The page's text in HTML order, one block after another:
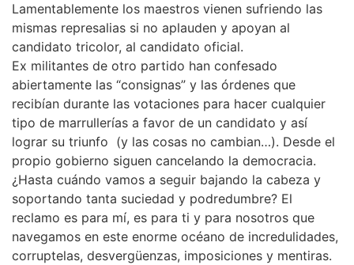
Lamentablemente los maestros vienen sufriendo las
mismas represalias si no aplauden y apoyan al
candidato tricolor, al candidato oficial.
Ex militantes de otro partido han confesado
abiertamente las “consignas” y las órdenes que
recibían durante las votaciones para hacer cualquier
tipo de marrullerías a favor de un candidato y así
lograr su triunfo (y las cosas no cambian…). Desde el
propio gobierno siguen cancelando la democracia.
¿Hasta cuándo vamos a seguir bajando la cabeza y
soportando tanta suciedad y podredumbre? El
reclamo es para mí, es para ti y para nosotros que
navegamos en este enorme océano de incredulidades,
corruptelas, desvergüenzas, imposiciones y mentiras.